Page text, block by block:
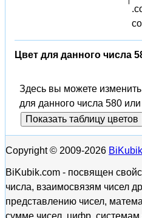
Цвет для данного числа
Здесь вы можете
для данного числа 580
Показать таблицу цветов
Copyright © 2009-2026
BiKubik.com - посвящен
числа, взаимосвязям чисел
представлению чисел,
сумме чисел, цифр, системам